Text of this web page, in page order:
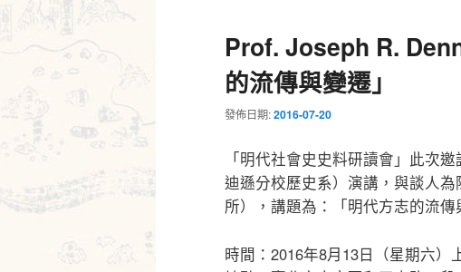
Prof. Joseph R.
的流傳與變遷」
發佈日期:2016-07-20
「明代社會史史料研讀會」此次
迪遜分校歷史系）演講，與談人
所），講題為：「明代方志的流傳
時間：2016年8月13日（星期六）